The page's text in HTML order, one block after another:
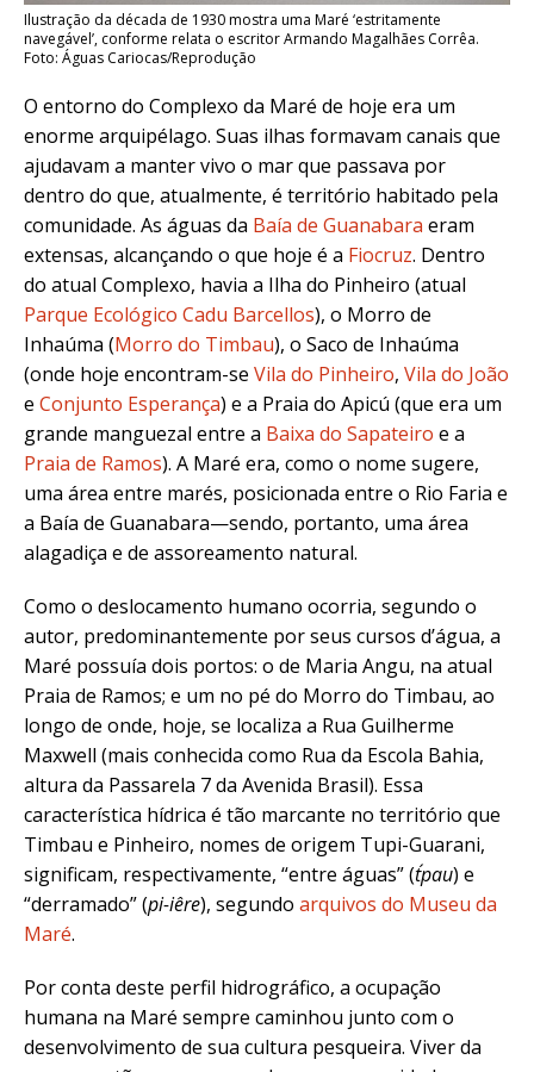
Ilustração da década de 1930 mostra uma Maré ‘estritamente
navegável’, conforme relata o escritor Armando Magalhães Corrêa.
Foto: Águas Cariocas/Reprodução
O entorno do Complexo da Maré de hoje era um
enorme arquipélago. Suas ilhas formavam canais que
ajudavam a manter vivo o mar que passava por
dentro do que, atualmente, é território habitado pela
comunidade. As águas da Baía de Guanabara eram
extensas, alcançando o que hoje é a Fiocruz. Dentro
do atual Complexo, havia a Ilha do Pinheiro (atual
Parque Ecológico Cadu Barcellos), o Morro de
Inhaúma (Morro do Timbau), o Saco de Inhaúma
(onde hoje encontram-se Vila do Pinheiro, Vila do João
e Conjunto Esperança) e a Praia do Apicú (que era um
grande manguezal entre a Baixa do Sapateiro e a
Praia de Ramos). A Maré era, como o nome sugere,
uma área entre marés, posicionada entre o Rio Faria e
a Baía de Guanabara—sendo, portanto, uma área
alagadiça e de assoreamento natural.
Como o deslocamento humano ocorria, segundo o
autor, predominantemente por seus cursos d’água, a
Maré possuía dois portos: o de Maria Angu, na atual
Praia de Ramos; e um no pé do Morro do Timbau, ao
longo de onde, hoje, se localiza a Rua Guilherme
Maxwell (mais conhecida como Rua da Escola Bahia,
altura da Passarela 7 da Avenida Brasil). Essa
característica hídrica é tão marcante no território que
Timbau e Pinheiro, nomes de origem Tupi-Guarani,
significam, respectivamente, “entre águas” (t´pau) e
“derramado” (pi-iêre), segundo arquivos do Museu da
Maré.
Por conta deste perfil hidrográfico, a ocupação
humana na Maré sempre caminhou junto com o
desenvolvimento de sua cultura pesqueira. Viver da